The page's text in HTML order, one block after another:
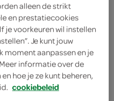
branding voor een
alleen de strikt
en prestatiecookies
je voorkeuren wil instellen
Je kunt jouw
moment aanpassen en je
informatie over de
hoe je ze kunt beheren,
cookiebeleid